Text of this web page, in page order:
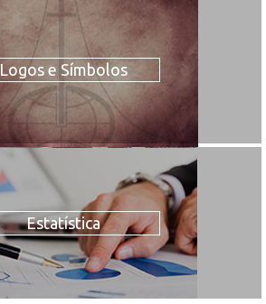
Logos e Símbolos
Estatística